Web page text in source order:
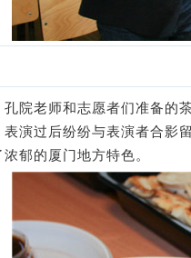
老师和志愿者们准备的茶
表演过后纷纷与表演者合影
浓郁的厦门地方特色。